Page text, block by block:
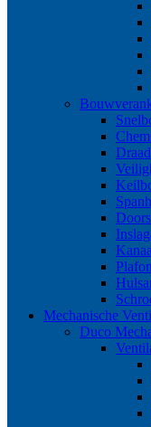
Mechanische
Duco